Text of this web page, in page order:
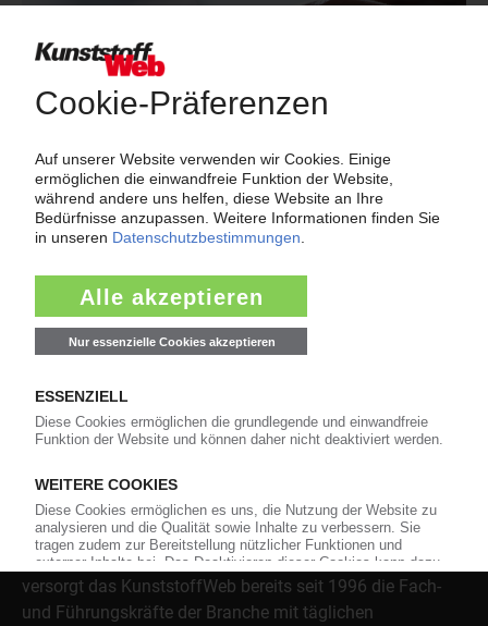
Dienstleistungen!
Mehr als 3.000 Unternehmen sind bereits im KunststoffWeb
verzeichnet – Sie auch?
Über das KunststoffWeb
Als einer der Internet-Pioniere der Kunststoffindustrie
versorgt das KunststoffWeb bereits seit 1996 die Fach-
und Führungskräfte der Branche mit täglichen